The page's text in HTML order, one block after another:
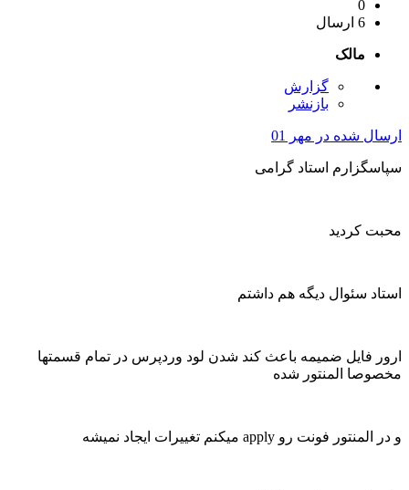
0
6 ارسال
مالک
گزارش
بازنشر
ارسال شده در مهر 01
سپاسگزارم استاد گرامی
محبت کردید
استاد سئوال دیگه هم داشتم
ارور فایل ضمیمه باعث کند شدن لود وردپرس در تمام قسمتها
مخصوصا المنتور شده
و در المنتور فونت رو apply میکنم تغییرات ایجاد نمیشه